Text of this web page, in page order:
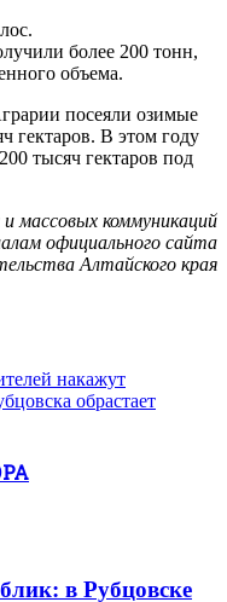
более 200 тонн,
объема.
посеяли озимые
гектаров. В этом году
тысяч гектаров под
массовых коммуникаций
официального сайта
Алтайского края
накажут
обрастает
в Рубцовске